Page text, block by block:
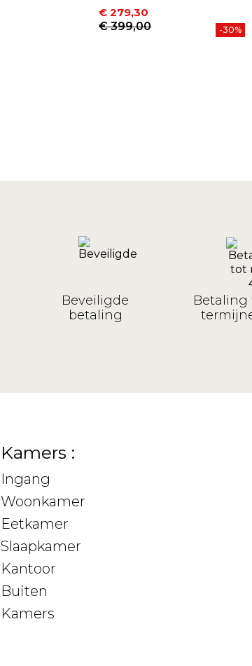
Prijs
€ 279,30
Normale prijs
€ 399,00 -30%
Beveiligde
betaling
Betaling
Kamers :
Ingang
Woonkamer
Eetkamer
Slaapkamer
Kantoor
Buiten
Kamers